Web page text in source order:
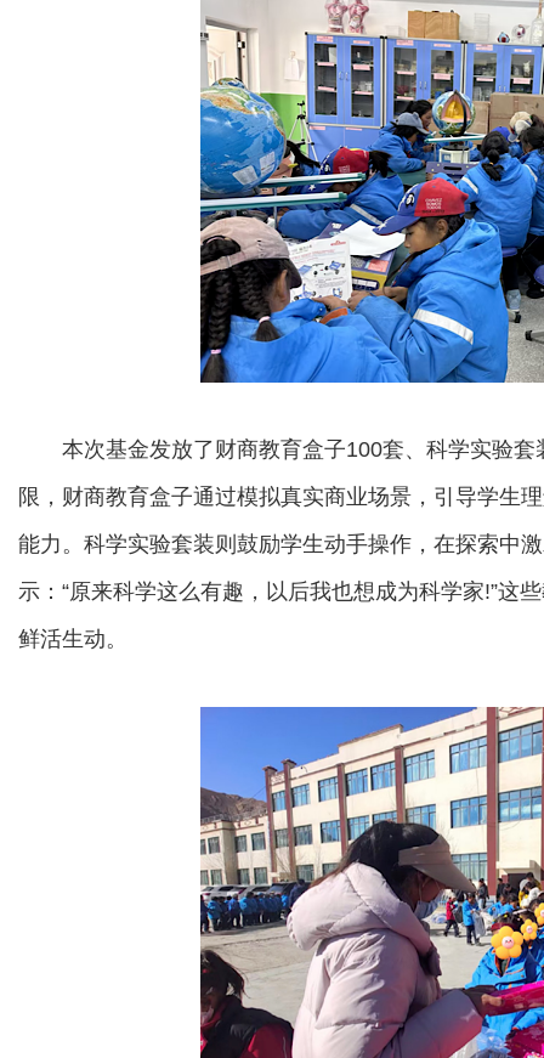
本次基金发放了财商教育盒子100套、科学实验套
限，财商教育盒子通过模拟真实商业场景，引导学生
能力。科学实验套装则鼓励学生动手操作，在探索中
示：“原来科学这么有趣，以后我也想成为科学家!”这
鲜活生动。